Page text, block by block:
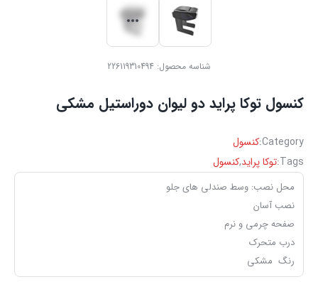
شناسه محصول: 226119310494
‏کنسول ‏توکا ‏پراید ‏دو ‏لیوان ‏دوراستیل ‏مشکی
Category:کنسول
Tags: توکا ‏پراید,کنسول
محل نصب: وسط صندلی های جلو
نصب آسان
صفحه چرمی و نرم
درب متحرک
رنگ مشکی